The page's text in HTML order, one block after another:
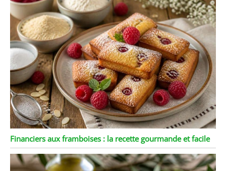
Financiers aux framboises : la recette gourmande et facile